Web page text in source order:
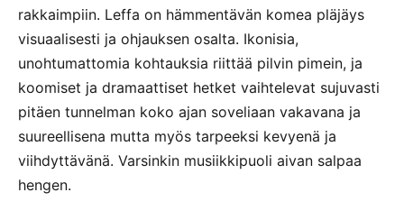
rakkaimpiin. Leffa on hämmentävän komea pläjäys
visuaalisesti ja ohjauksen osalta. Ikonisia,
unohtumattomia kohtauksia riittää pilvin pimein, ja
koomiset ja dramaattiset hetket vaihtelevat sujuvasti
pitäen tunnelman koko ajan soveliaan vakavana ja
suureellisena mutta myös tarpeeksi kevyenä ja
viihdyttävänä. Varsinkin musiikkipuoli aivan salpaa
hengen.